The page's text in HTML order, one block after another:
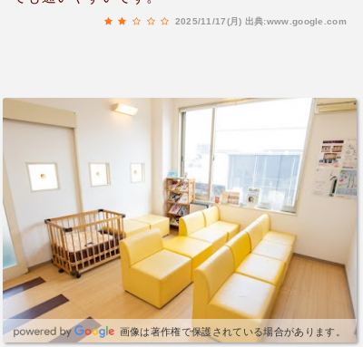
2025/11/17(月) 出典:www.google.com
画像は著作権で保護されている場合があります。